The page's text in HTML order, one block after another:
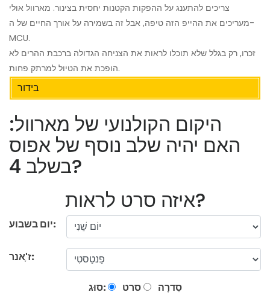
צריכים להתענג על ההפקות הקטנות יחסית בצינור. מארוול אולי
מעריכים את ההייפ הזה טיפה, אבל זה בשמירה על אורך החיים של ה-
MCU.
זכרו, רק בגלל שלא תוכלו לראות את הצניחה הגדולה ברכבת ההרים לא
הופכת את הטיול למרתק פחות.
בידור
היקום הקולנועי של מארוול:
האם יהיה שלב נוסף של אפוס
בשלב 4?
איזה סרט לראות?
יום בשבוע:
ז'ָאנר:
סוּג: סרט סִדרָה